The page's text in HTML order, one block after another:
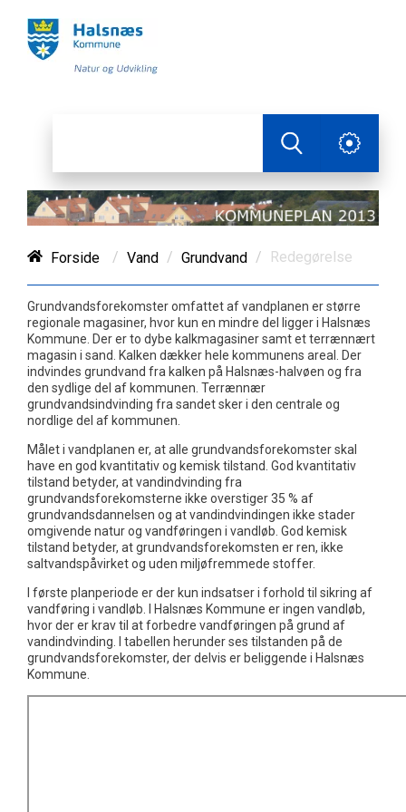
Forside / Vand / Grundvand / Redegørelse
Grundvandsforekomster omfattet af vandplanen er større
regionale magasiner, hvor kun en mindre del ligger i Halsnæs
Kommune. Der er to dybe kalkmagasiner samt et terrænnært
magasin i sand. Kalken dækker hele kommunens areal. Der
indvindes grundvand fra kalken på Halsnæs-halvøen og fra
den sydlige del af kommunen. Terrænnær
grundvandsindvinding fra sandet sker i den centrale og
nordlige del af kommunen.
Målet i vandplanen er, at alle grundvandsforekomster skal
have en god kvantitativ og kemisk tilstand. God kvantitativ
tilstand betyder, at vandindvinding fra
grundvandsforekomsterne ikke overstiger 35 % af
grundvandsdannelsen og at vandindvindingen ikke stader
omgivende natur og vandføringen i vandløb. God kemisk
tilstand betyder, at grundvandsforekomsten er ren, ikke
saltvandspåvirket og uden miljøfremmede stoffer.
I første planperiode er der kun indsatser i forhold til sikring af
vandføring i vandløb. I Halsnæs Kommune er ingen vandløb,
hvor der er krav til at forbedre vandføringen på grund af
vandindvinding. I tabellen herunder ses tilstanden på de
grundvandsforekomster, der delvis er beliggende i Halsnæs
Kommune.